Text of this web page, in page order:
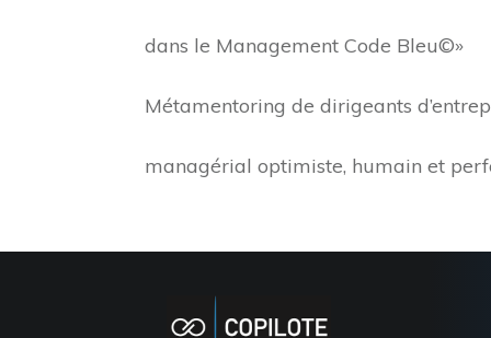
dans le Management Code Bleu©»
Métamentoring de dirigeants
managérial optimiste, humain et